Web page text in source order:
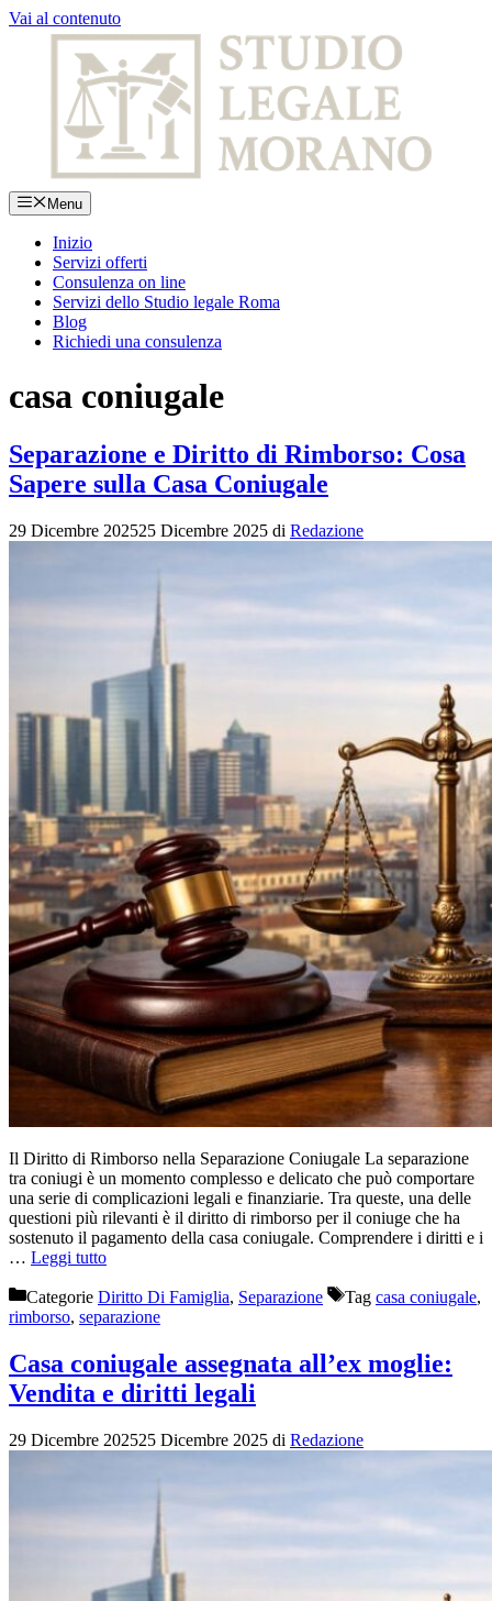
Vai al contenuto
Menu
Inizio
Servizi offerti
Consulenza on line
Servizi dello Studio legale Roma
Blog
Richiedi una consulenza
casa coniugale
Separazione e Diritto di Rimborso: Cosa
Sapere sulla Casa Coniugale
29 Dicembre 202525 Dicembre 2025 di Redazione
Il Diritto di Rimborso nella Separazione Coniugale La separazione
tra coniugi è un momento complesso e delicato che può comportare
una serie di complicazioni legali e finanziarie. Tra queste, una delle
questioni più rilevanti è il diritto di rimborso per il coniuge che ha
sostenuto il pagamento della casa coniugale. Comprendere i diritti e i
… Leggi tutto
Categorie Diritto Di Famiglia, Separazione Tag casa coniugale,
rimborso, separazione
Casa coniugale assegnata all’ex moglie:
Vendita e diritti legali
29 Dicembre 202525 Dicembre 2025 di Redazione